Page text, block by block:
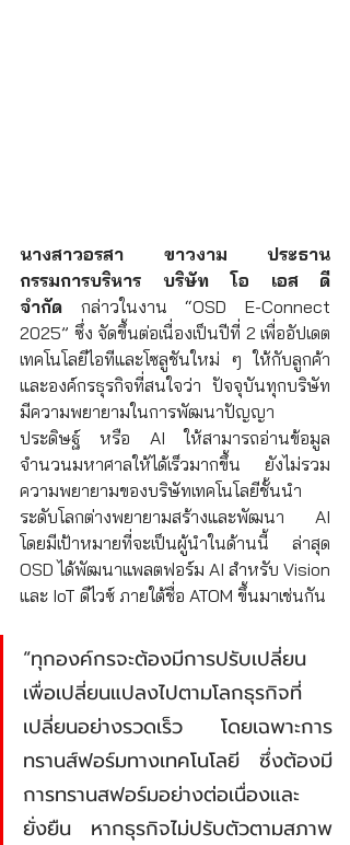
นางสาวอรสา ขาวงาม ประธาน
กรรมการบริหาร บริษัท โอ เอส ดี
จำกัด กล่าวในงาน “OSD E-Connect
2025” ซึ่ง จัดขึ้นต่อเนื่องเป็นปีที่ 2 เพื่ออัปเดต
เทคโนโลยีไอทีและโซลูชันใหม่ ๆ ให้กับลูกค้า
และองค์กรธุรกิจที่สนใจว่า ปัจจุบันทุกบริษัท
มีความพยายามในการพัฒนาปัญญา
ประดิษฐ์ หรือ AI ให้สามารถอ่านข้อมูล
จำนวนมหาศาลให้ได้เร็วมากขึ้น ยังไม่รวม
ความพยายามของบริษัทเทคโนโลยีชั้นนำ
ระดับโลกต่างพยายามสร้างและพัฒนา AI
โดยมีเป้าหมายที่จะเป็นผู้นำในด้านนี้ ล่าสุด
OSD ได้พัฒนาแพลตฟอร์ม AI สำหรับ Vision
และ IoT ดีไวซ์ ภายใต้ชื่อ ATOM ขึ้นมาเช่นกัน
“ทุกองค์กรจะต้องมีการปรับเปลี่ยน
เพื่อเปลี่ยนแปลงไปตามโลกธุรกิจที่
เปลี่ยนอย่างรวดเร็ว โดยเฉพาะการ
ทรานส์ฟอร์มทางเทคโนโลยี ซึ่งต้องมี
การทรานสฟอร์มอย่างต่อเนื่องและ
ยั่งยืน หากธุรกิจไม่ปรับตัวตามสภาพ